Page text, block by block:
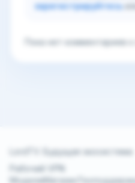
зарегистрируйтесь
Пока нет комментариев к
LordTV. Будущая экосистема
Рабочий VPN
МоделиМагазин